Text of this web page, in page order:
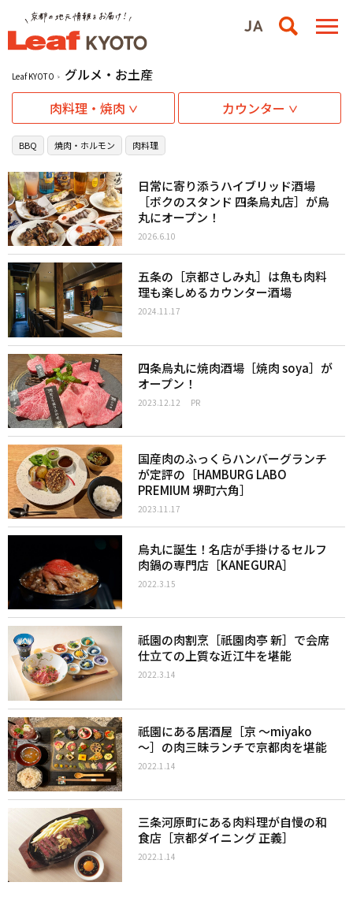
Leaf KYOTO
グルメ・お土産
肉料理・焼肉
カウンター
BBQ 焼肉・ホルモン 肉料理
日常に寄り添うハイブリッド酒場
［ボクのスタンド 四条烏丸店］が烏
丸にオープン！
2026.6.10
五条の［京都さしみ丸］は魚も肉料
理も楽しめるカウンター酒場
2024.11.17
四条烏丸に焼肉酒場［焼肉 soya］が
オープン！
2023.12.12 PR
国産肉のふっくらハンバーグランチ
が定評の［HAMBURG LABO
PREMIUM 堺町六角］
2023.11.17
烏丸に誕生！名店が手掛けるセルフ
肉鍋の専門店［KANEGURA］
2022.3.15
祇園の肉割烹［祇園肉亭 新］で会席
仕立ての上質な近江牛を堪能
2022.3.14
祇園にある居酒屋［京 ～miyako
～］の肉三昧ランチで京都肉を堪能
2022.1.14
三条河原町にある肉料理が自慢の和
食店［京都ダイニング 正義］
2022.1.14